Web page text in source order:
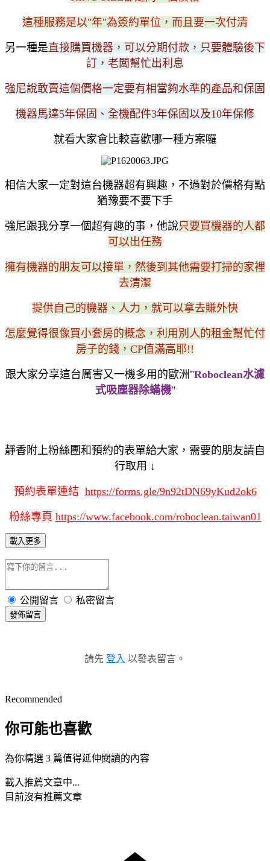
這種服務是以"年"為簽約單位，而且要一次付清
另一種是直接購買機器，可以分期付款，只要體驗後下
訂，老闆幫忙出利息
強尼說敢賣這個價格一定要有相當夠水準的產品和保固
機器馬達5年保固、全機配件3年保固以及10年保修
就看大家會比較喜歡哪一種方案囉
相信大家一定對這台機器超有興趣，不過對於價格有點
猶豫要不要下手
強尼跟我分享一個超有趣的事，他說只要買機器的人都
可以出任務
擁有機器的朋友可以接單，然後到其他需要打掃的家裡
去清潔
提供自己的機器、人力，就可以拿去賺外快
怎麼覺得很像買小套房的概念，利用別人的租金幫忙付
房子的錢，CP值滿高耶!!
跟大家分享這台厲害又一機多用的歐洲"Roboclean水濾
式吸塵器除蟎機"
靜香附上粉絲團和預約的表單給大家，需要的朋友請自
行取用 ↓
預約表單連結 https://forms.gle/9n92tDN69yKud2ok6
粉絲專頁 https://www.facebook.com/roboclean.taiwan01
載入更多
公開留言 私密留言
發佈留言
請先 登入 以發表留言。
Recommended
你可能也喜歡
為你精選 3 篇值得延伸閱讀的內容
載入推薦文章中...
目前沒有推薦文章